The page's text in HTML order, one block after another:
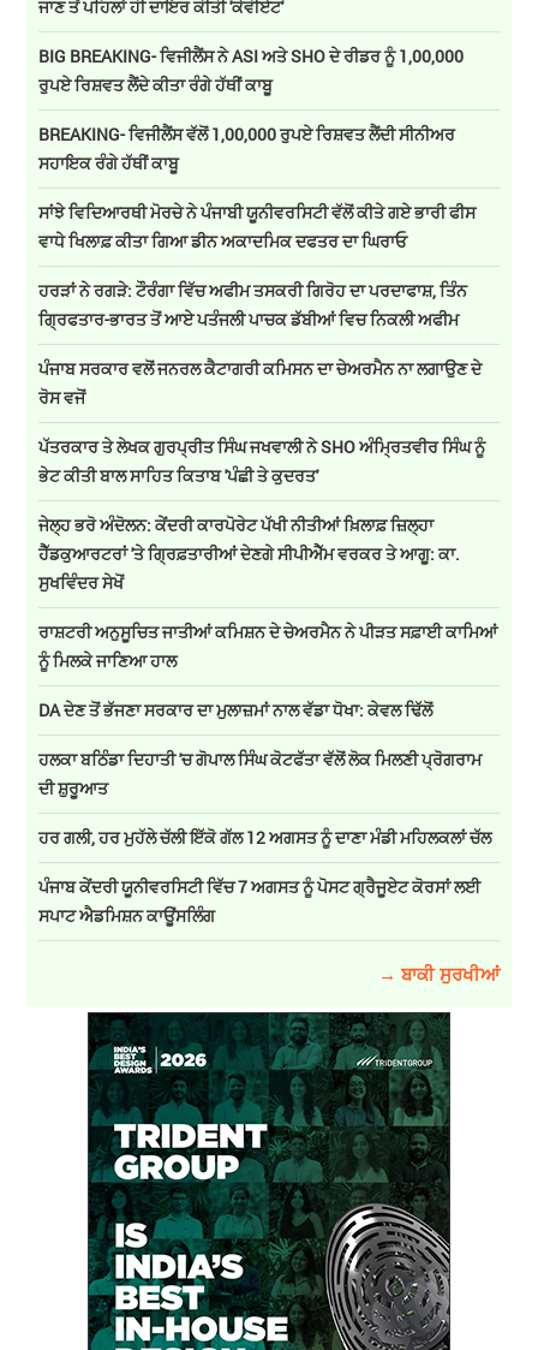
ਜਾਣ ਤੋਂ ਪਹਿਲਾਂ ਹੀ ਦਾਇਰ ਕੀਤੀ 'ਕੇਵੀਏਟ'
BIG BREAKING- ਵਿਜੀਲੈਂਸ ਨੇ ASI ਅਤੇ SHO ਦੇ ਰੀਡਰ ਨੂੰ 1,00,000
ਰੁਪਏ ਰਿਸ਼ਵਤ ਲੈਂਦੇ ਕੀਤਾ ਰੰਗੇ ਹੱਥੀਂ ਕਾਬੂ
BREAKING- ਵਿਜੀਲੈਂਸ ਵੱਲੋਂ 1,00,000 ਰੁਪਏ ਰਿਸ਼ਵਤ ਲੈਂਦੀ ਸੀਨੀਅਰ
ਸਹਾਇਕ ਰੰਗੇ ਹੱਥੀਂ ਕਾਬੂ
ਸਾਂਝੇ ਵਿਦਿਆਰਥੀ ਮੋਰਚੇ ਨੇ ਪੰਜਾਬੀ ਯੂਨੀਵਰਸਿਟੀ ਵੱਲੋਂ ਕੀਤੇ ਗਏ ਭਾਰੀ ਫੀਸ
ਵਾਧੇ ਖਿਲਾਫ਼ ਕੀਤਾ ਗਿਆ ਡੀਨ ਅਕਾਦਮਿਕ ਦਫਤਰ ਦਾ ਘਿਰਾਓ
ਹਰੜਾਂ ਨੇ ਰਗੜੇ: ਟੌਰੰਗਾ ਵਿੱਚ ਅਫੀਮ ਤਸਕਰੀ ਗਿਰੋਹ ਦਾ ਪਰਦਾਫਾਸ਼, ਤਿੰਨ
ਗ੍ਰਿਫਤਾਰ-ਭਾਰਤ ਤੋਂ ਆਏ ਪਤੰਜਲੀ ਪਾਚਕ ਡੱਬੀਆਂ ਵਿਚ ਨਿਕਲੀ ਅਫੀਮ
ਪੰਜਾਬ ਸਰਕਾਰ ਵਲੋਂ ਜਨਰਲ ਕੈਟਾਗਰੀ ਕਮਿਸਨ ਦਾ ਚੇਅਰਮੈਨ ਨਾ ਲਗਾਉਣ ਦੇ
ਰੋਸ ਵਜੋਂ
ਪੱਤਰਕਾਰ ਤੇ ਲੇਖਕ ਗੁਰਪ੍ਰੀਤ ਸਿੰਘ ਜਖਵਾਲੀ ਨੇ SHO ਅੰਮ੍ਰਿਤਵੀਰ ਸਿੰਘ ਨੂੰ
ਭੇਟ ਕੀਤੀ ਬਾਲ ਸਾਹਿਤ ਕਿਤਾਬ 'ਪੰਛੀ ਤੇ ਕੁਦਰਤ'
ਜੇਲ੍ਹ ਭਰੋ ਅੰਦੋਲਨ: ਕੇਂਦਰੀ ਕਾਰਪੋਰੇਟ ਪੱਖੀ ਨੀਤੀਆਂ ਖ਼ਿਲਾਫ਼ ਜ਼ਿਲ੍ਹਾ
ਹੈੱਡਕੁਆਰਟਰਾਂ 'ਤੇ ਗ੍ਰਿਫ਼ਤਾਰੀਆਂ ਦੇਣਗੇ ਸੀਪੀਐੱਮ ਵਰਕਰ ਤੇ ਆਗੂ: ਕਾ.
ਸੁਖਵਿੰਦਰ ਸੇਖੋਂ
ਰਾਸ਼ਟਰੀ ਅਨੁਸੂਚਿਤ ਜਾਤੀਆਂ ਕਮਿਸ਼ਨ ਦੇ ਚੇਅਰਮੈਨ ਨੇ ਪੀੜਤ ਸਫ਼ਾਈ ਕਾਮਿਆਂ
ਨੂੰ ਮਿਲਕੇ ਜਾਣਿਆ ਹਾਲ
DA ਦੇਣ‌ ਤੋਂ ਭੱਜਣਾ ਸਰਕਾਰ ਦਾ ਮੁਲਾਜ਼ਮਾਂ ਨਾਲ ਵੱਡਾ ਧੋਖਾ: ਕੇਵਲ ਢਿੱਲੋਂ
ਹਲਕਾ ਬਠਿੰਡਾ ਦਿਹਾਤੀ 'ਚ ਗੋਪਾਲ ਸਿੰਘ ਕੋਟਫੱਤਾ ਵੱਲੋਂ ਲੋਕ ਮਿਲਣੀ ਪ੍ਰੋਗਰਾਮ
ਦੀ ਸ਼ੁਰੂਆਤ
ਹਰ ਗਲੀ, ਹਰ ਮੁਹੱਲੇ ਚੱਲੀ ਇੱਕੋ ਗੱਲ 12 ਅਗਸਤ ਨੂੰ ਦਾਣਾ ਮੰਡੀ ਮਹਿਲਕਲਾਂ ਚੱਲ
ਪੰਜਾਬ ਕੇਂਦਰੀ ਯੂਨੀਵਰਸਿਟੀ ਵਿੱਚ 7 ਅਗਸਤ ਨੂੰ ਪੋਸਟ ਗ੍ਰੈਜੂਏਟ ਕੋਰਸਾਂ ਲਈ
ਸਪਾਟ ਐਡਮਿਸ਼ਨ ਕਾਊਂਸਲਿੰਗ
→ ਬਾਕੀ ਸੁਰਖੀਆਂ